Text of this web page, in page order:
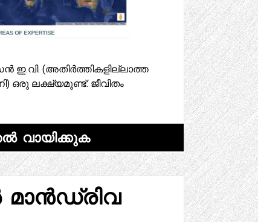
ഇ.വി. (അതിർത്തികളില്ലാത്ത
ഒരു ലക്ഷ്യമുണ്ട്: ജീവിതം
വായിക്കുക